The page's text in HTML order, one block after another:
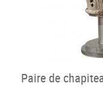
Paire de